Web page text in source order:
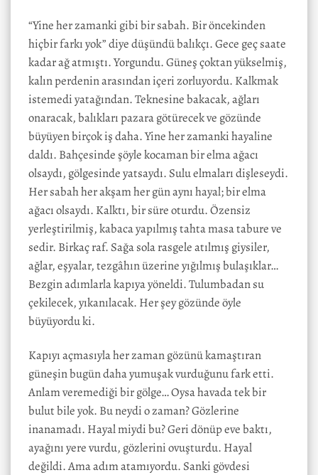
“Yine her zamanki gibi bir sabah. Bir öncekinden
hiçbir farkı yok” diye düşündü balıkçı. Gece geç saate
kadar ağ atmıştı. Yorgundu. Güneş çoktan yükselmiş,
kalın perdenin arasından içeri zorluyordu. Kalkmak
istemedi yatağından. Teknesine bakacak, ağları
onaracak, balıkları pazara götürecek ve gözünde
büyüyen birçok iş daha. Yine her zamanki hayaline
daldı. Bahçesinde şöyle kocaman bir elma ağacı
olsaydı, gölgesinde yatsaydı. Sulu elmaları dişleseydi.
Her sabah her akşam her gün aynı hayal; bir elma
ağacı olsaydı. Kalktı, bir süre oturdu. Özensiz
yerleştirilmiş, kabaca yapılmış tahta masa tabure ve
sedir. Birkaç raf. Sağa sola rasgele atılmış giysiler,
ağlar, eşyalar, tezgâhın üzerine yığılmış bulaşıklar…
Bezgin adımlarla kapıya yöneldi. Tulumbadan su
çekilecek, yıkanılacak. Her şey gözünde öyle
büyüyordu ki.
Kapıyı açmasıyla her zaman gözünü kamaştıran
güneşin bugün daha yumuşak vurduğunu fark etti.
Anlam veremediği bir gölge… Oysa havada tek bir
bulut bile yok. Bu neydi o zaman? Gözlerine
inanamadı. Hayal miydi bu? Geri dönüp eve baktı,
ayağını yere vurdu, gözlerini ovuşturdu. Hayal
değildi. Ama adım atamıyordu. Sanki gövdesi